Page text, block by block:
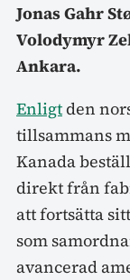
Jonas Gahr
Volodymyr
Ankara.
Enligtden
tillsammans
Kanada
direkt från
att fortsätta
som
avancerad